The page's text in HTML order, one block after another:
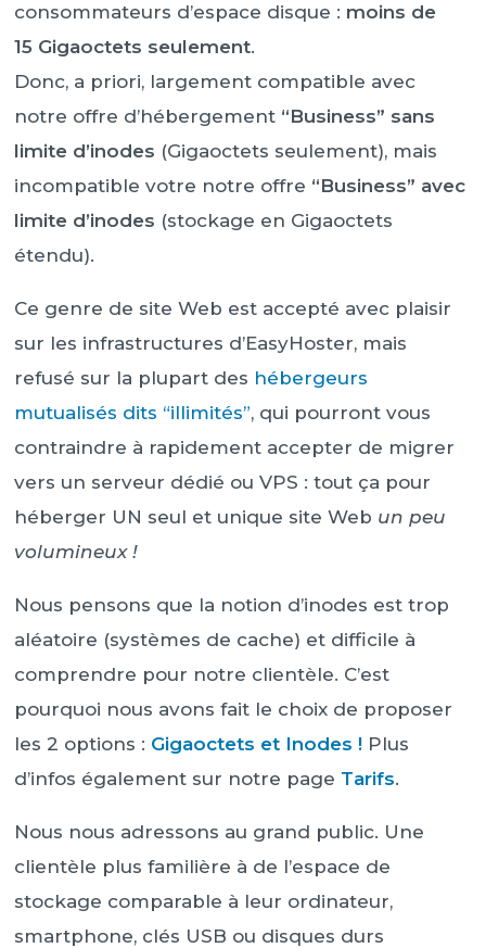
consommateurs d’espace disque : moins de
15 Gigaoctets seulement.
Donc, a priori, largement compatible avec
notre offre d’hébergement “Business” sans
limite d’inodes (Gigaoctets seulement), mais
incompatible votre notre offre “Business” avec
limite d’inodes (stockage en Gigaoctets
étendu).
Ce genre de site Web est accepté avec plaisir
sur les infrastructures d’EasyHoster, mais
refusé sur la plupart des hébergeurs
mutualisés dits “illimités”, qui pourront vous
contraindre à rapidement accepter de migrer
vers un serveur dédié ou VPS : tout ça pour
héberger UN seul et unique site Web un peu
volumineux !
Nous pensons que la notion d’inodes est trop
aléatoire (systèmes de cache) et difficile à
comprendre pour notre clientèle. C’est
pourquoi nous avons fait le choix de proposer
les 2 options : Gigaoctets et Inodes ! Plus
d’infos également sur notre page Tarifs.
Nous nous adressons au grand public. Une
clientèle plus familière à de l’espace de
stockage comparable à leur ordinateur,
smartphone, clés USB ou disques durs